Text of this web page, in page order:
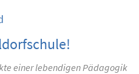
einer lebendigen Pädagogik